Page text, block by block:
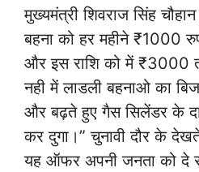
मुख्यमंत्री शिवराज सिंह
बहना को हर महीने ₹1000
और इस राशि को में ₹3000
नही में लाडली बहनाओ का
और बढ़ते हुए गैस सिलेंडर के
कर दुगा।” चुनावी दौर के
यह ऑफर अपनी जनता को दे